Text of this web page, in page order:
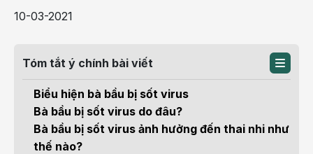
10-03-2021
Tóm tắt ý chính bài viết
Biểu hiện bà bầu bị sốt virus
Bà bầu bị sốt virus do đâu?
Bà bầu bị sốt virus ảnh hưởng đến thai nhi như
thế nào?